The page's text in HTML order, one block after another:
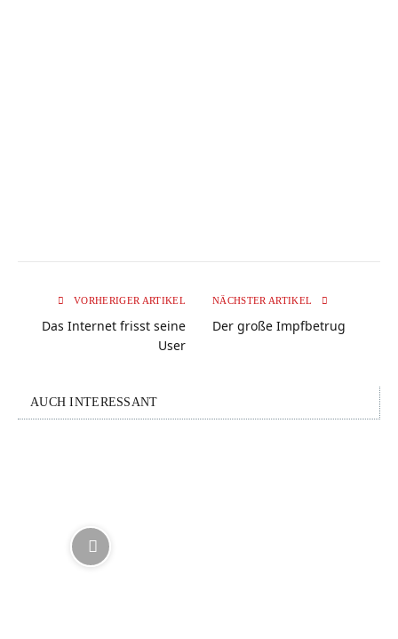
VORHERIGER ARTIKEL
Das Internet frisst seine
User
NÄCHSTER ARTIKEL
Der große Impfbetrug
AUCH INTERESSANT